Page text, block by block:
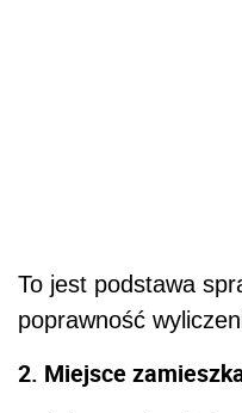
To jest podstawa
poprawność
2. Miejsce